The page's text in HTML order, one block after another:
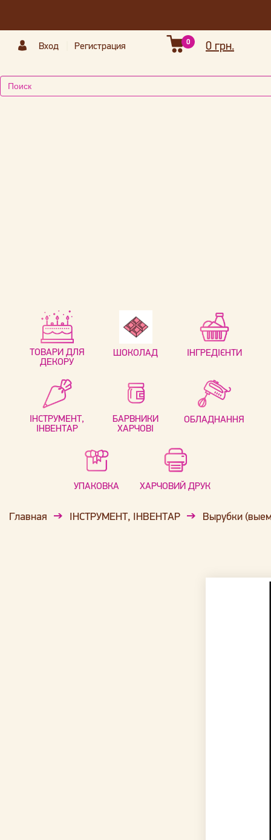
Вход Регистрация 0 грн.
0
ТОВАРИ ДЛЯ
ДЕКОРУ
ШОКОЛАД ІНГРЕДІЄНТИ
ІНСТРУМЕНТ,
ІНВЕНТАР
БАРВНИКИ
ХАРЧОВІ
ОБЛАДНАННЯ
УПАКОВКА ХАРЧОВИЙ ДРУК
Главная ІНСТРУМЕНТ, ІНВЕНТАР Вырубки